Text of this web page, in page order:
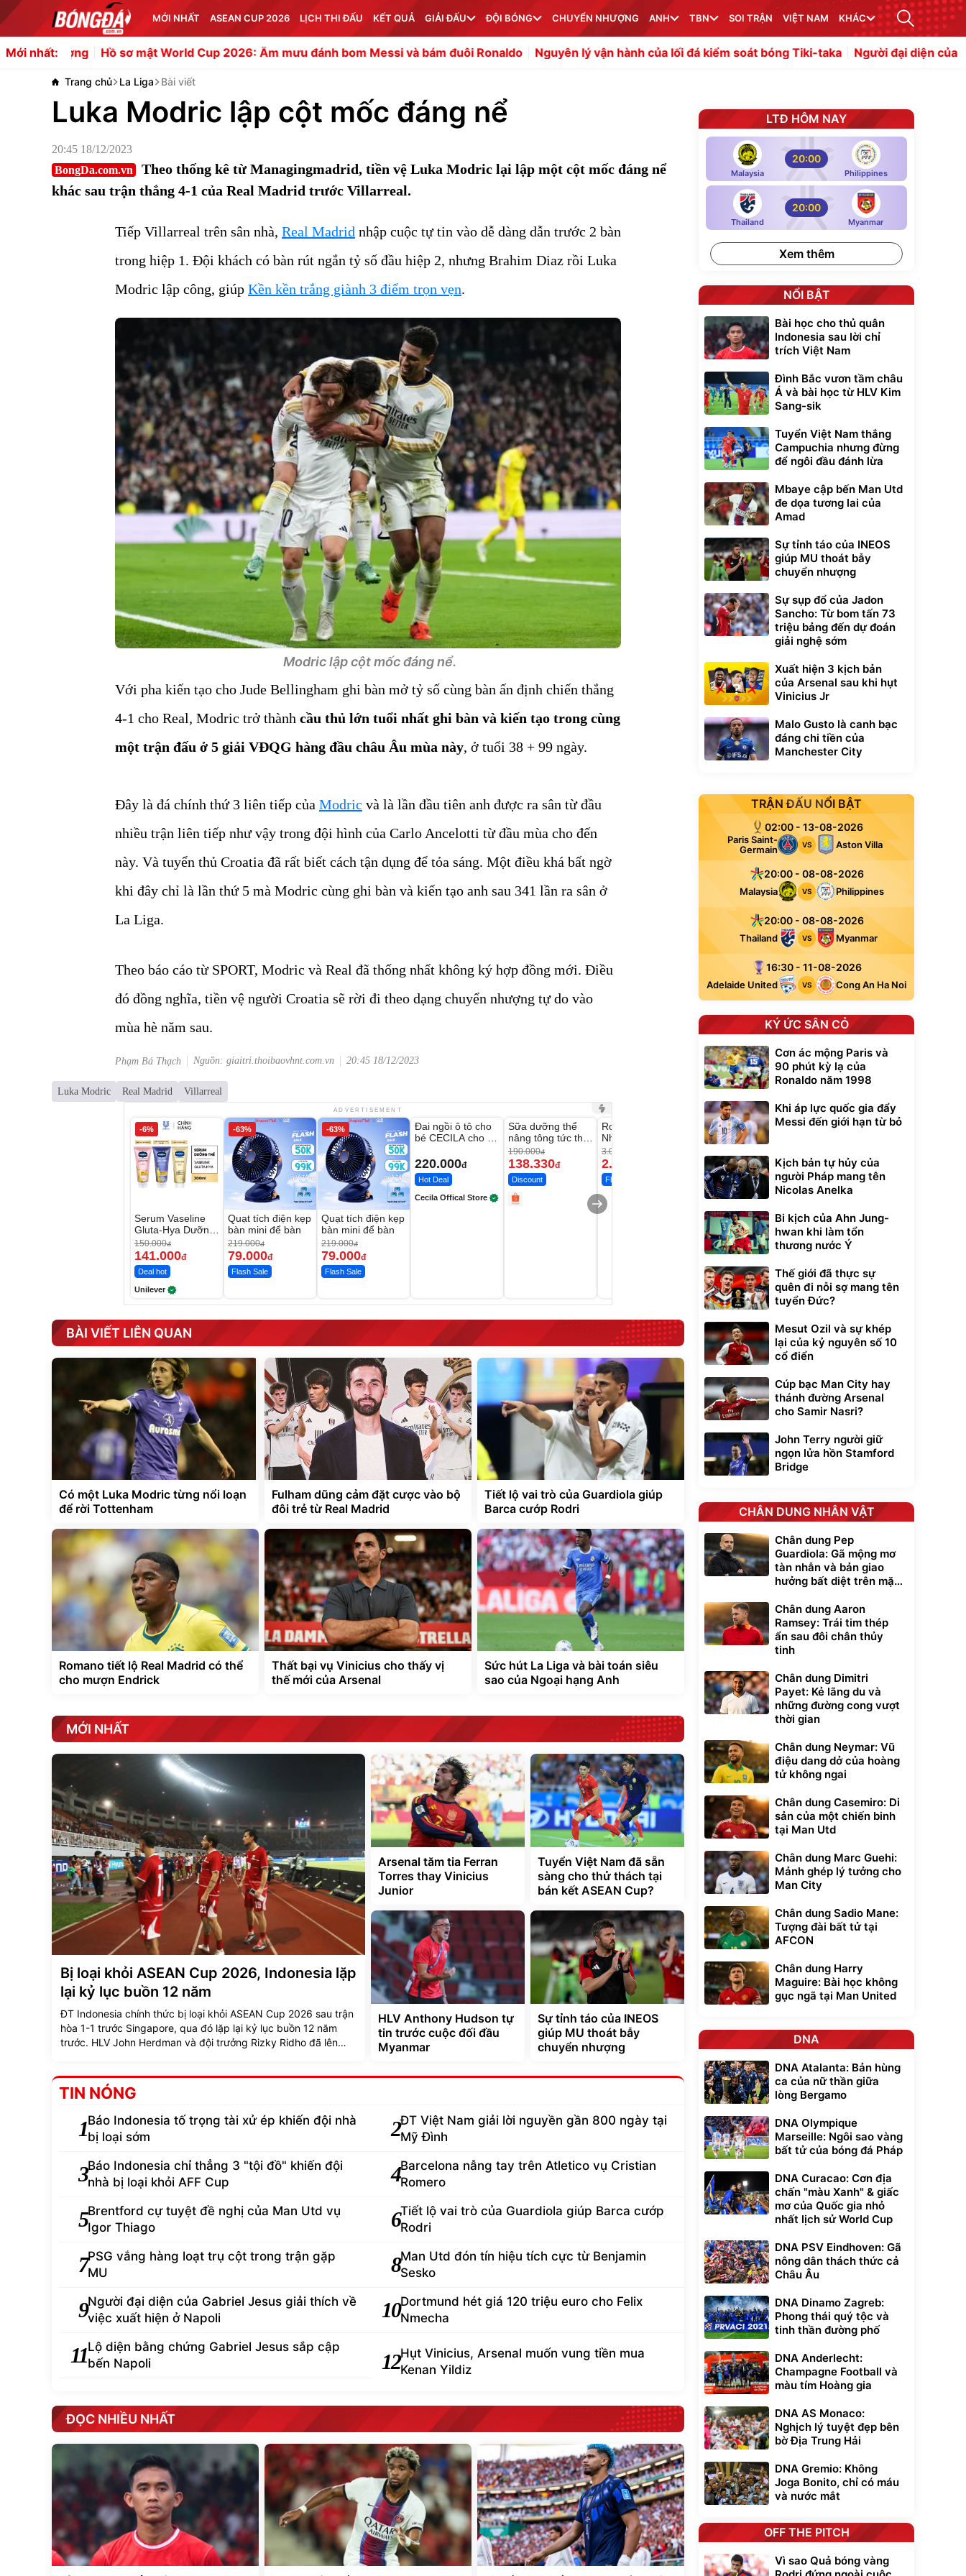
MỚI NHẤT ASEAN CUP 2026 LỊCH THI ĐẤU KẾT QUẢ GIẢI ĐẤU ĐỘI BÓNG CHUYỂN NHƯỢNG ANH TBN SOI TRẬN VIỆT NAM KHÁC
Mới nhất:
Hồ sơ mật World Cup 2026: Âm mưu đánh bom Messi và bám đuôi Ronaldo Nguyên lý vận hành của lối đá kiểm soát bóng Tiki-taka Người đại diện của Gabriel Jesus
Trang chủ La Liga Bài viết
Luka Modric lập cột mốc đáng nể
20:45 18/12/2023
BongDa.com.vn
Theo thống kê từ Managingmadrid, tiền vệ Luka Modric lại lập một cột mốc đáng nể
khác sau trận thắng 4-1 của Real Madrid trước Villarreal.
Tiếp Villarreal trên sân nhà, Real Madrid nhập cuộc tự tin vào dễ dàng dẫn trước 2 bàn
trong hiệp 1. Đội khách có bàn rút ngắn tỷ số đầu hiệp 2, nhưng Brahim Diaz rồi Luka
Modric lập công, giúp Kền kền trắng giành 3 điểm trọn vẹn.
Modric lập cột mốc đáng nể.
Với pha kiến tạo cho Jude Bellingham ghi bàn mở tỷ số cùng bàn ấn định chiến thắng
4-1 cho Real, Modric trở thành cầu thủ lớn tuổi nhất ghi bàn và kiến tạo trong cùng
một trận đấu ở 5 giải VĐQG hàng đầu châu Âu mùa này, ở tuổi 38 + 99 ngày.
Đây là đá chính thứ 3 liên tiếp của Modric và là lần đầu tiên anh được ra sân từ đầu
nhiều trận liên tiếp như vậy trong đội hình của Carlo Ancelotti từ đầu mùa cho đến
này. Và tuyển thủ Croatia đã rất biết cách tận dụng để tỏa sáng. Một điều khá bất ngờ
khi đây chỉ là lần thứ 5 mà Modric cùng ghi bàn và kiến tạo anh sau 341 lần ra sân ở
La Liga.
Theo báo cáo từ SPORT, Modric và Real đã thống nhất không ký hợp đồng mới. Điều
đó đồng nghĩa, tiền vệ người Croatia sẽ rời đi theo dạng chuyển nhượng tự do vào
mùa hè năm sau.
Phạm Bá Thạch Nguồn: giaitri.thoibaovhnt.com.vn 20:45 18/12/2023
Luka Modric Real Madrid Villarreal
ADVERTISEMENT
-6%
Serum Vaseline
Gluta-Hya Dưỡng
Da Sáng Mịn Sau
7 Ngày
150.000đ
141.000đ
Deal hot
Unilever
-63%
Quạt tích điện kẹp
bàn mini để bàn
219.000đ
79.000đ
Flash Sale
-63%
Quạt tích điện kẹp
bàn mini để bàn
219.000đ
79.000đ
Flash Sale
Đai ngồi ô tô cho
bé CECILA cho bé
220.000đ
Hot Deal
Cecila Offical Store
-27%
Sữa dưỡng thể
nâng tông tức thì
Vaseline Body
190.000đ
138.330đ
Discount
Robot Hút Bụi Lau
Nhà - D2-001 -
Thông Minh
3.000.000
2.200.000
Flash Sale
Unmute
Vali Bamozo
Khung Nhôm
20/24/28 Cao Cấp
825.000đ
Flash Sale
Lót ghế ôtô, nâng
lưng chống nóng
giúp thoải mái
trong di chuyển
295.000
Đã bán nhiều
BÀI VIẾT LIÊN QUAN
Có một Luka Modric từng nổi loạn
để rời Tottenham
Fulham dũng cảm đặt cược vào bộ
đôi trẻ từ Real Madrid
Tiết lộ vai trò của Guardiola giúp
Barca cướp Rodri
Romano tiết lộ Real Madrid có thể
cho mượn Endrick
Thất bại vụ Vinicius cho thấy vị
thế mới của Arsenal
Sức hút La Liga và bài toán siêu
sao của Ngoại hạng Anh
MỚI NHẤT
Bị loại khỏi ASEAN Cup 2026, Indonesia lặp
lại kỷ lục buồn 12 năm
ĐT Indonesia chính thức bị loại khỏi ASEAN Cup 2026 sau trận
hòa 1-1 trước Singapore, qua đó lặp lại kỷ lục buồn 12 năm
trước. HLV John Herdman và đội trưởng Rizky Ridho đã lên
Arsenal tăm tia Ferran
Torres thay Vinicius
Junior
Tuyển Việt Nam đã sẵn
sàng cho thử thách tại
bán kết ASEAN Cup?
HLV Anthony Hudson tự
tin trước cuộc đối đầu
Myanmar
Sự tỉnh táo của INEOS
giúp MU thoát bẫy
chuyển nhượng
TIN NÓNG
1Báo Indonesia tố trọng tài xử ép khiến đội nhà
bị loại sớm
2ĐT Việt Nam giải lời nguyền gần 800 ngày tại
Mỹ Đình
3Báo Indonesia chỉ thẳng 3 "tội đồ" khiến đội
nhà bị loại khỏi AFF Cup
4Barcelona nẫng tay trên Atletico vụ Cristian
Romero
5Brentford cự tuyệt đề nghị của Man Utd vụ
Igor Thiago
6Tiết lộ vai trò của Guardiola giúp Barca cướp
Rodri
7PSG vắng hàng loạt trụ cột trong trận gặp
MU
8Man Utd đón tín hiệu tích cực từ Benjamin
Sesko
9Người đại diện của Gabriel Jesus giải thích về
việc xuất hiện ở Napoli
10Dortmund hét giá 120 triệu euro cho Felix
Nmecha
11Lộ diện bằng chứng Gabriel Jesus sắp cập
bến Napoli
12Hụt Vinicius, Arsenal muốn vung tiền mua
Kenan Yildiz
ĐỌC NHIỀU NHẤT
LTĐ HÔM NAY
Malaysia
20:00
Philippines
Thailand
20:00
Myanmar
Xem thêm
NỔI BẬT
Bài học cho thủ quân
Indonesia sau lời chỉ
trích Việt Nam
Đình Bắc vươn tầm châu
Á và bài học từ HLV Kim
Sang-sik
Tuyển Việt Nam thắng
Campuchia nhưng đừng
để ngôi đầu đánh lừa
Mbaye cập bến Man Utd
đe dọa tương lai của
Amad
Sự tỉnh táo của INEOS
giúp MU thoát bẫy
chuyển nhượng
Sự sụp đổ của Jadon
Sancho: Từ bom tấn 73
triệu bảng đến dự đoán
giải nghệ sớm
Xuất hiện 3 kịch bản
của Arsenal sau khi hụt
Vinicius Jr
Malo Gusto là canh bạc
đáng chi tiền của
Manchester City
TRẬN ĐẤU NỔI BẬT
02:00 - 13-08-2026
Paris Saint-
Germain
VS Aston Villa
20:00 - 08-08-2026
Malaysia VS Philippines
20:00 - 08-08-2026
Thailand VS Myanmar
16:30 - 11-08-2026
Adelaide United VS Cong An Ha Noi
KÝ ỨC SÂN CỎ
Cơn ác mộng Paris và
90 phút kỳ lạ của
Ronaldo năm 1998
Khi áp lực quốc gia đẩy
Messi đến giới hạn từ bỏ
Kịch bản tự hủy của
người Pháp mang tên
Nicolas Anelka
Bi kịch của Ahn Jung-
hwan khi làm tổn
thương nước Ý
Thế giới đã thực sự
quên đi nỗi sợ mang tên
tuyển Đức?
Mesut Ozil và sự khép
lại của kỷ nguyên số 10
cổ điển
Cúp bạc Man City hay
thánh đường Arsenal
cho Samir Nasri?
John Terry người giữ
ngọn lửa hồn Stamford
Bridge
CHÂN DUNG NHÂN VẬT
Chân dung Pep
Guardiola: Gã mộng mơ
tàn nhẫn và bản giao
hưởng bất diệt trên mặt
Chân dung Aaron
Ramsey: Trái tim thép
ẩn sau đôi chân thủy
tinh
Chân dung Dimitri
Payet: Kẻ lãng du và
những đường cong vượt
thời gian
Chân dung Neymar: Vũ
điệu dang dở của hoàng
tử không ngai
Chân dung Casemiro: Di
sản của một chiến binh
tại Man Utd
Chân dung Marc Guehi:
Mảnh ghép lý tưởng cho
Man City
Chân dung Sadio Mane:
Tượng đài bất tử tại
AFCON
Chân dung Harry
Maguire: Bài học không
gục ngã tại Man United
DNA
DNA Atalanta: Bản hùng
ca của nữ thần giữa
lòng Bergamo
DNA Olympique
Marseille: Ngôi sao vàng
bất tử của bóng đá Pháp
DNA Curacao: Cơn địa
chấn "màu Xanh" & giấc
mơ của Quốc gia nhỏ
nhất lịch sử World Cup
DNA PSV Eindhoven: Gã
nông dân thách thức cả
Châu Âu
DNA Dinamo Zagreb:
Phong thái quý tộc và
tinh thần đường phố
DNA Anderlecht:
Champagne Football và
màu tím Hoàng gia
DNA AS Monaco:
Nghịch lý tuyệt đẹp bên
bờ Địa Trung Hải
DNA Gremio: Không
Joga Bonito, chỉ có máu
và nước mắt
OFF THE PITCH
Vì sao Quả bóng vàng